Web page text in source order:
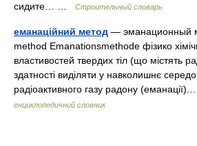
сидите… …
Строительный словарь
еманаційний метод — эманационный
method Emanationsmethode фізико
властивостей твердих тіл (що містять
здатності виділяти у навколишнє
радіоактивного газу радону
енциклопедичний словник